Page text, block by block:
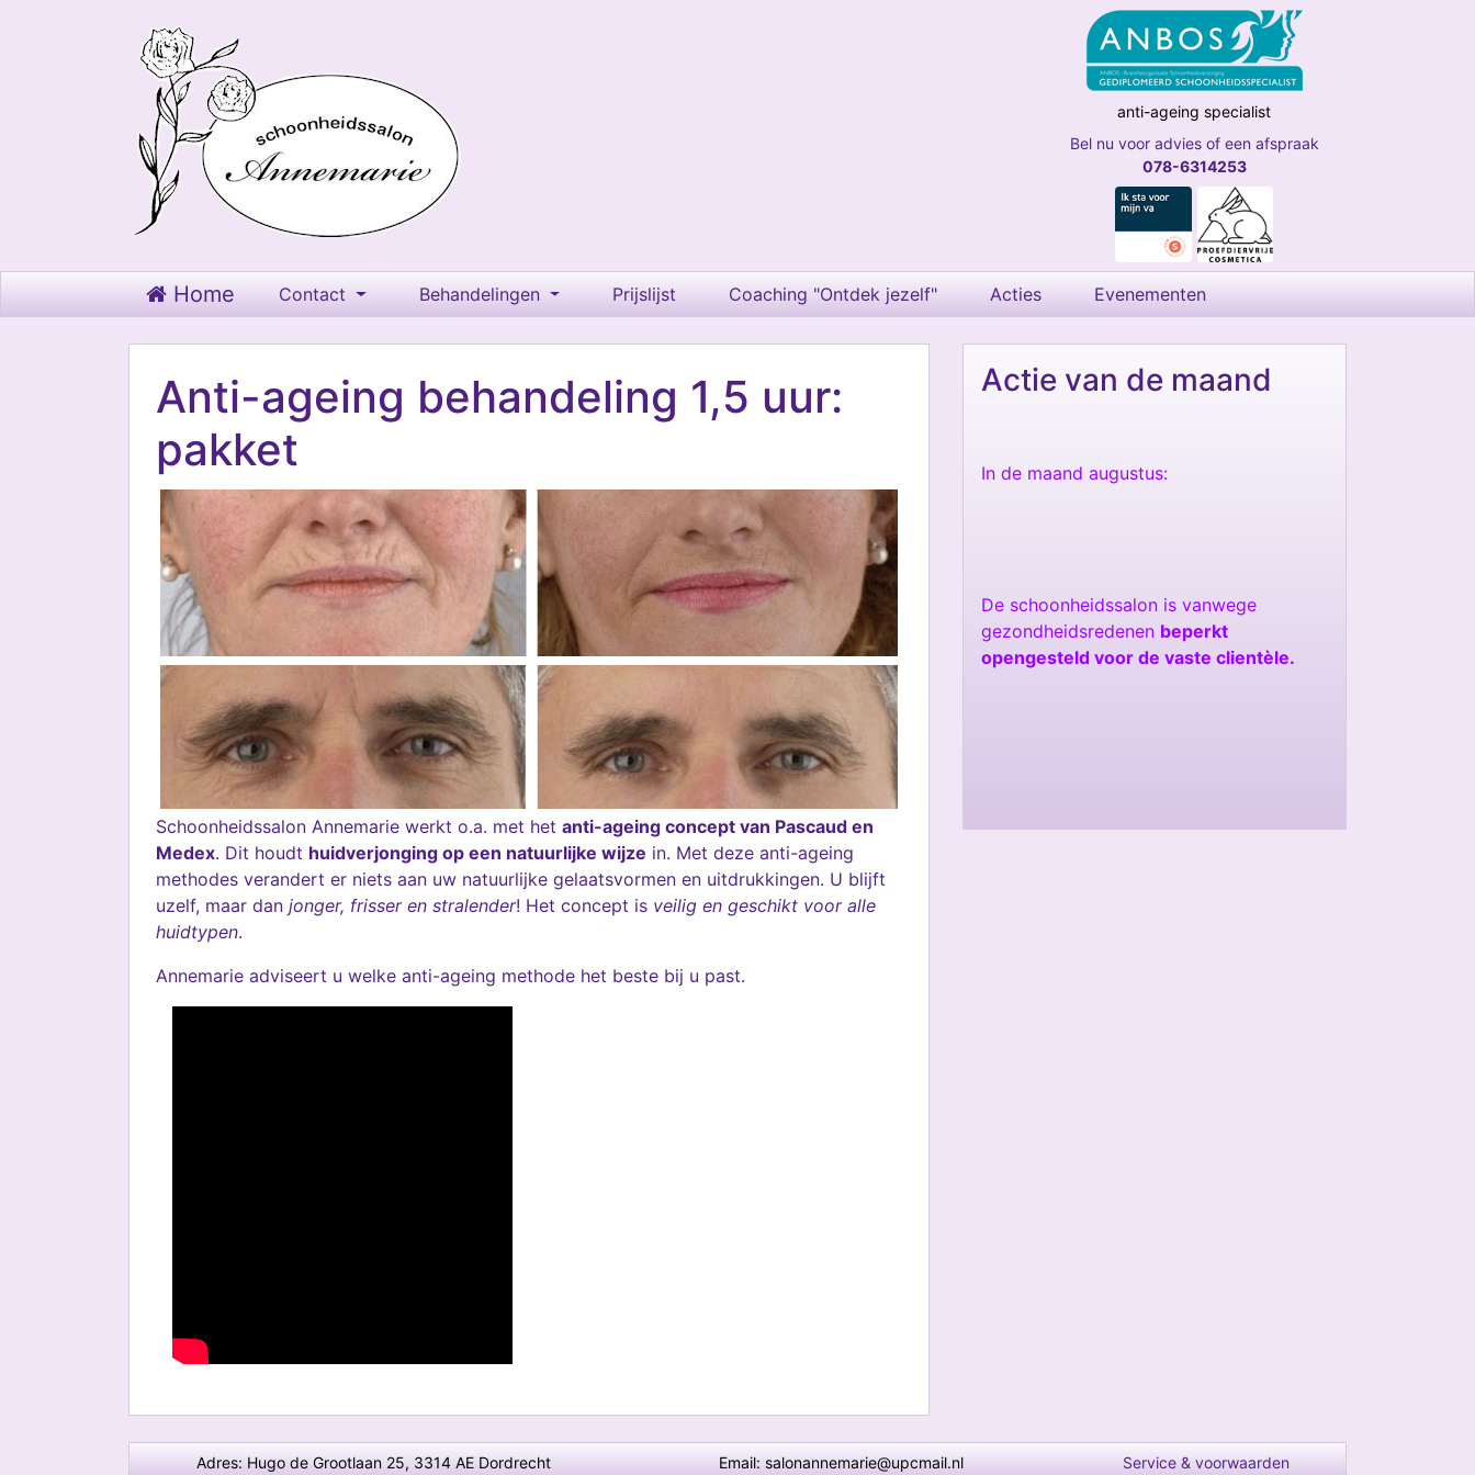
anti-ageing specialist
Bel nu voor advies of een afspraak
078-6314253
Home Contact Behandelingen Prijslijst Coaching "Ontdek jezelf" Acties Evenementen
Anti-ageing behandeling 1,5 uur:
pakket
Schoonheidssalon Annemarie werkt o.a. met het anti-ageing concept van Pascaud en
Medex. Dit houdt huidverjonging op een natuurlijke wijze in. Met deze anti-ageing
methodes verandert er niets aan uw natuurlijke gelaatsvormen en uitdrukkingen. U blijft
uzelf, maar dan jonger, frisser en stralender! Het concept is veilig en geschikt voor alle
huidtypen.
Annemarie adviseert u welke anti-ageing methode het beste bij u past.
Actie van de maand
In de maand augustus:
De schoonheidssalon is vanwege
gezondheidsredenen beperkt
opengesteld voor de vaste clientèle.
Adres: Hugo de Grootlaan 25, 3314 AE Dordrecht Email:salonannemarie@upcmail.nl Service & voorwaarden